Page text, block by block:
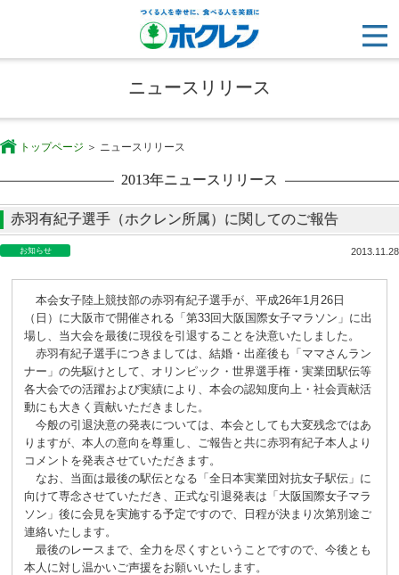
ニュースリリース
トップページ ニュースリリース
2013年ニュースリリース
赤羽有紀子選手（ホクレン所属）に関してのご報告
お知らせ 2013.11.28
本会女子陸上競技部の赤羽有紀子選手が、平成26年1月26日
（日）に大阪市で開催される「第33回大阪国際女子マラソン」に出
場し、当大会を最後に現役を引退することを決意いたしました。
赤羽有紀子選手につきましては、結婚・出産後も「ママさんラン
ナー」の先駆けとして、オリンピック・世界選手権・実業団駅伝等
各大会での活躍および実績により、本会の認知度向上・社会貢献活
動にも大きく貢献いただきました。
今般の引退決意の発表については、本会としても大変残念ではあ
りますが、本人の意向を尊重し、ご報告と共に赤羽有紀子本人より
コメントを発表させていただきます。
なお、当面は最後の駅伝となる「全日本実業団対抗女子駅伝」に
向けて専念させていただき、正式な引退発表は「大阪国際女子マラ
ソン」後に会見を実施する予定ですので、日程が決まり次第別途ご
連絡いたします。
最後のレースまで、全力を尽くすということですので、今後とも
本人に対し温かいご声援をお願いいたします。